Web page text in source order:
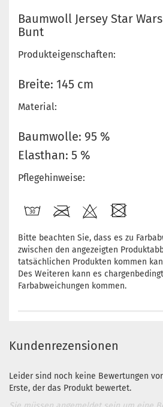
Baumwoll Jersey Star
Bunt
Produkteigenschaften:
Breite: 145 cm
Material:
Baumwolle: 95 %
Elasthan: 5 %
Pflegehinweise:
Bitte beachten Sie, dass es zu
zwischen den angezeigten
tatsächlichen Produkten kommen
Des Weiteren kann es
Farbabweichungen kommen.
Kundenrezensionen
Leider sind noch keine Bewertungen
Erste, der das Produkt bewertet.